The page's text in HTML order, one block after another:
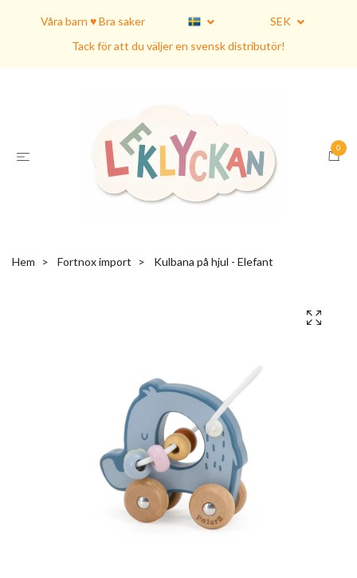
Våra barn ♥ Bra saker
SEK
Tack för att du väljer en svensk distributör!
0
Hem Fortnox import Kulbana på hjul - Elefant